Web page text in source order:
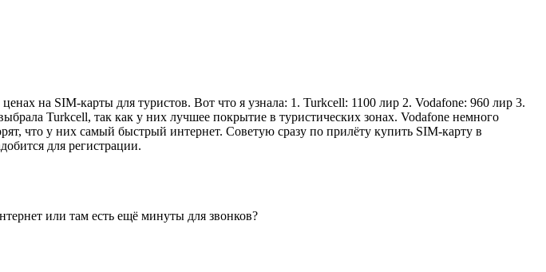
на SIM-карты для туристов. Вот что я узнала: 1. Turkcell: 1100 лир 2. Vodafone: 960 лир 3.
Turkcell, так как у них лучшее покрытие в туристических зонах. Vodafone немного
что у них самый быстрый интернет. Советую сразу по прилёту купить SIM-карту в
для регистрации.
или там есть ещё минуты для звонков?